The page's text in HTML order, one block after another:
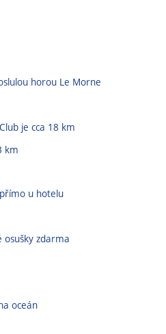
horou Le Morne
je cca 18 km
km
u hotelu
osušky zdarma
oceán